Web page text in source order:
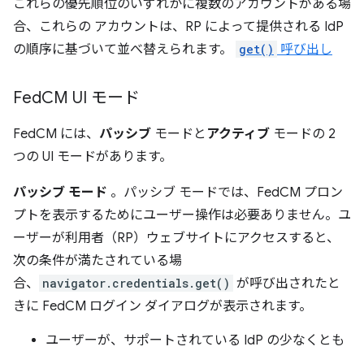
これらの優先順位のいずれかに複数のアカウントがある場
合、これらの アカウントは、RP によって提供される IdP
の順序に基づいて並べ替えられます。
get() 呼び出し
FedCM UI モード
FedCM には、 パッシブ モードと アクティブ モードの 2
つの UI モードがあります。
パッシブ モード 。パッシブ モードでは、FedCM プロン
プトを表示するためにユーザー操作は必要ありません。ユ
ーザーが利用者（RP）ウェブサイトにアクセスすると、
次の条件が満たされている場
合、
navigator.credentials.get() が呼び出されたと
きに FedCM ログイン ダイアログが表示されます。
ユーザーが、サポートされている IdP の少なくとも